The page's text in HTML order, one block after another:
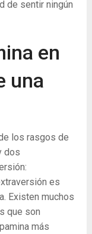
de sentir ningún
en
una
los rasgos de
dos
es
Existen muchos
que son
más